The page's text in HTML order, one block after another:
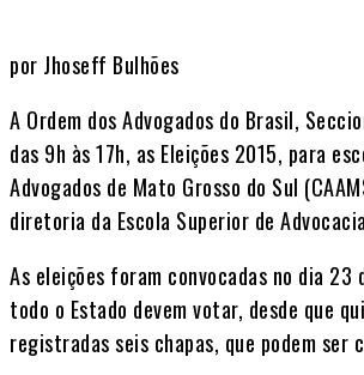
por Jhoseff Bulhões
A Ordem dos Advogados do Brasil,
das 9h às 17h, as Eleições 2015, para
Advogados de Mato Grosso do Sul
diretoria da Escola Superior de
As eleições foram convocadas no dia
todo o Estado devem votar, desde que
registradas seis chapas, que podem